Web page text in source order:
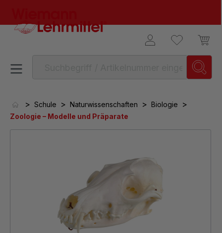
> Schule > Naturwissenschaften > Biologie >
Zoologie – Modelle und Präparate